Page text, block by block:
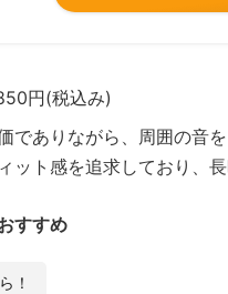
円(税込み)
でありながら、周囲の音
ット感を追求しており、
すすめ
！